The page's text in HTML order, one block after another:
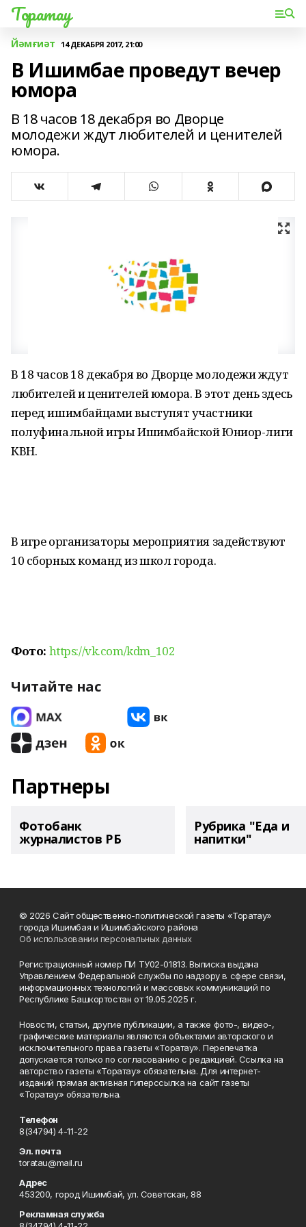
Торатау
Йәмғиәт 14 ДЕКАБРЯ 2017, 21:00
В Ишимбае проведут вечер
юмора
В 18 часов 18 декабря во Дворце
молодежи ждут любителей и ценителей
юмора.
В 18 часов 18 декабря во Дворце молодежи ждут
любителей и ценителей юмора. В этот день здесь
перед ишимбайцами выступят участники
полуфинальной игры Ишимбайской Юниор-лиги
КВН.
В игре организаторы мероприятия задействуют
10 сборных команд из школ города.
Фото: https://vk.com/kdm_102
Читайте нас
Партнеры
Фотобанк
журналистов РБ
Рубрика "Еда и
напитки"
© 2026 Сайт общественно-политической газеты «Торатау»
города Ишимбая и Ишимбайского района
Об использовании персональных данных
Регистрационный номер ПИ ТУ02-01813. Выписка выдана
Управлением Федеральной службы по надзору в сфере связи,
информационных технологий и массовых коммуникаций по
Республике Башкортостан от 19.05.2025 г.
Новости, статьи, другие публикации, а также фото-, видео-,
графические материалы являются объектами авторского и
исключительного права газеты «Торатау». Перепечатка
допускается только по согласованию с редакцией. Ссылка на
авторство газеты «Торатау» обязательна. Для интернет-
изданий прямая активная гиперссылка на сайт газеты
«Торатау» обязательна.
Телефон
8(34794) 4-11-22
Эл. почта
toratau@mail.ru
Адрес
453200, город Ишимбай, ул. Советская, 88
Рекламная служба